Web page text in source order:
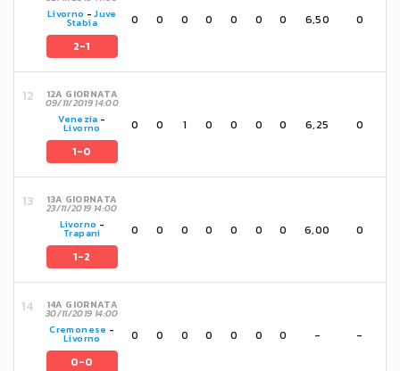
Livorno -Juve
Stabia
2-1
0 0 0 0 0 0 0 6,50 0
12A GIORNATA
09/11/2019 14:00
Venezia -
Livorno
1-0
0 0 1 0 0 0 0 6,25 0
13A GIORNATA
23/11/2019 14:00
Livorno -
Trapani
1-2
0 0 0 0 0 0 0 6,00 0
14A GIORNATA
30/11/2019 14:00
Cremonese -
Livorno
0-0
0 0 0 0 0 0 0 - -